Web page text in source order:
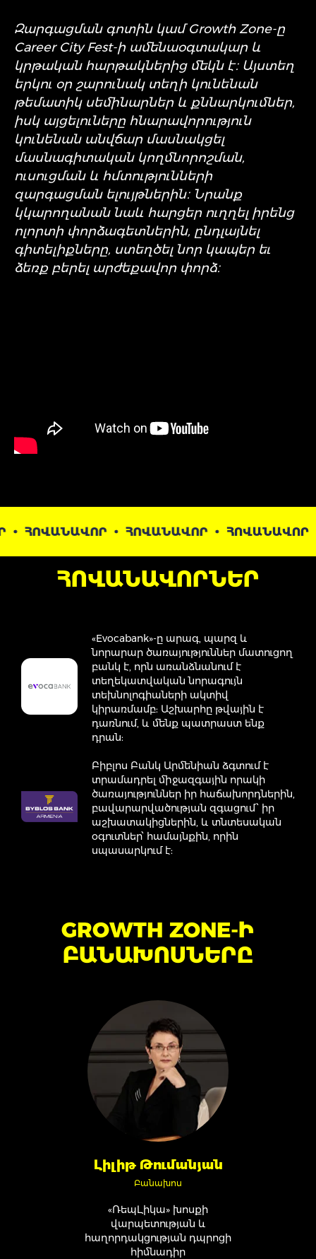
Զարգացման գոտին կամ Growth Zone-ը
Career City Fest-ի ամենաօգտակար և
կրթական հարթակներից մեկն է։ Այստեղ
երկու օր շարունակ տեղի կունենան
թեմատիկ սեմինարներ և քննարկումներ,
իսկ այցելուները հնարավորություն
կունենան անվճար մասնակցել
մասնագիտական կողմնորոշման,
ուսուցման և հմտությունների
զարգացման ելույթներին։ Նրանք
կկարողանան նաև հարցեր ուղղել իրենց
ոլորտի փորձագետներին, ընդլայնել
գիտելիքները, ստեղծել նոր կապեր եւ
ձեռք բերել արժեքավոր փորձ։
ՀՈՎԱՆԱՎՈՐ ՀՈՎԱՆԱՎՈՐ
ՀՈՎԱՆԱՎՈՐՆԵՐ
«Evocabank»-ը արագ, պարզ և
նորարար ծառայություններ մատուցող
բանկ է, որն առանձնանում է
տեղեկատվական նորագույն
տեխնոլոգիաների ակտիվ
կիրառմամբ: Աշխարհը թվային է
դառնում, և մենք պատրաստ ենք
դրան:
Բիբլոս Բանկ Արմենիան ձգտում է
տրամադրել միջազգային որակի
ծառայություններ իր հաճախորդներին,
բավարարվածության զգացում՝ իր
աշխատակիցներին, և տնտեսական
օգուտներ՝ համայնքին, որին
սպասարկում է:
GROWTH ZONE-Ի
ԲԱՆԱԽՈՍՆԵՐԸ
Լիլիթ Թումանյան
Բանախոս
«ՌեպԼիկա» խոսքի
վարպետության և
հաղորդակցության դպրոցի
հիմնադիր